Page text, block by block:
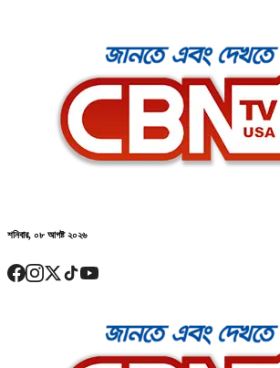
শনিবার, ০৮ আগষ্ট ২০২৬